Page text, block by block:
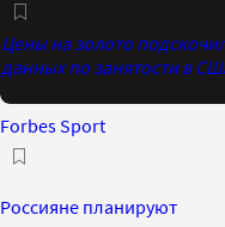
Цены на золото
данных по занятости в
Forbes Sport
Россияне планируют